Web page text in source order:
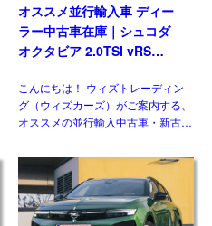
オススメ並行輸入車 ディー
ラー中古車在庫｜シュコダ
オクタビア 2.0TSI vRS
こんにちは！ ウィズトレーディン
グ（ウィズカーズ）がご案内する、
オススメの並行輸入中古車・新古
入のシュコダ オクタビア
vRS(Skoda Octavia vRS）です。
グレード追加で […]